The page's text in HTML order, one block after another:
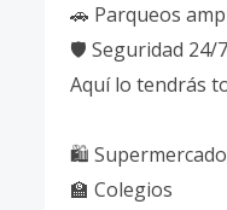
🚗 Parqueos
🛡️ Seguridad 24/7
Aquí lo tendrás
🛍️
🏫 Colegios